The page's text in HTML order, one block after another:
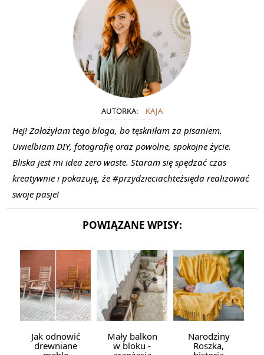
AUTORKA: KAJA
Hej! Założyłam tego bloga, bo tęskniłam za pisaniem.
Uwielbiam DIY, fotografię oraz powolne, spokojne życie.
Bliska jest mi idea zero waste. Staram się spędzać czas
kreatywnie i pokazuję, że #przydzieciachteżsięda realizować
swoje pasje!
POWIĄZANE WPISY:
Jak odnowić
drewniane
Mały balkon
w bloku -
Narodziny
Roszka,